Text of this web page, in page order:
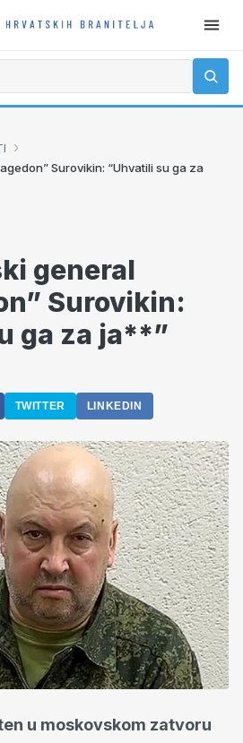
›
Surovikin: “Uhvatili su ga za
general
Surovikin:
ga za ja**”
TWITTER LINKEDIN
u moskovskom zatvoru